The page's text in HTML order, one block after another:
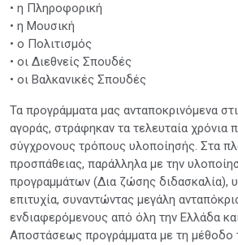
• η Πληροφορική
• η Μουσική
• ο Πολιτισμός
• οι Διεθνείς Σπουδές
• οι Βαλκανικές Σπουδές
Τα προγράμματα μας ανταποκρινόμενα
αγοράς, στράφηκαν τα τελευταία χρόνια
σύγχρονους τρόπους υλοποίησής. Στα
προσπάθειας, παράλληλα με την
προγραμμάτων (Δια ζώσης διδασκαλία),
επιτυχία, συναντώντας μεγάλη
ενδιαφερόμενους από όλη την Ελλάδα
Αποστάσεως προγράμματα με τη μέθοδο